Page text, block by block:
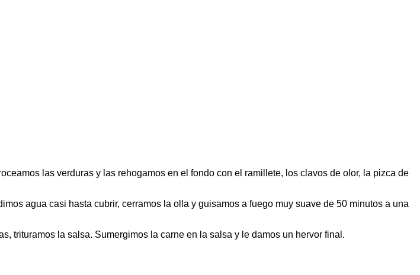
las verduras y las rehogamos en el fondo con el ramillete, los clavos de olor, la pizca de
agua casi hasta cubrir, cerramos la olla y guisamos a fuego muy suave de 50 minutos a una
trituramos la salsa. Sumergimos la carne en la salsa y le damos un hervor final.